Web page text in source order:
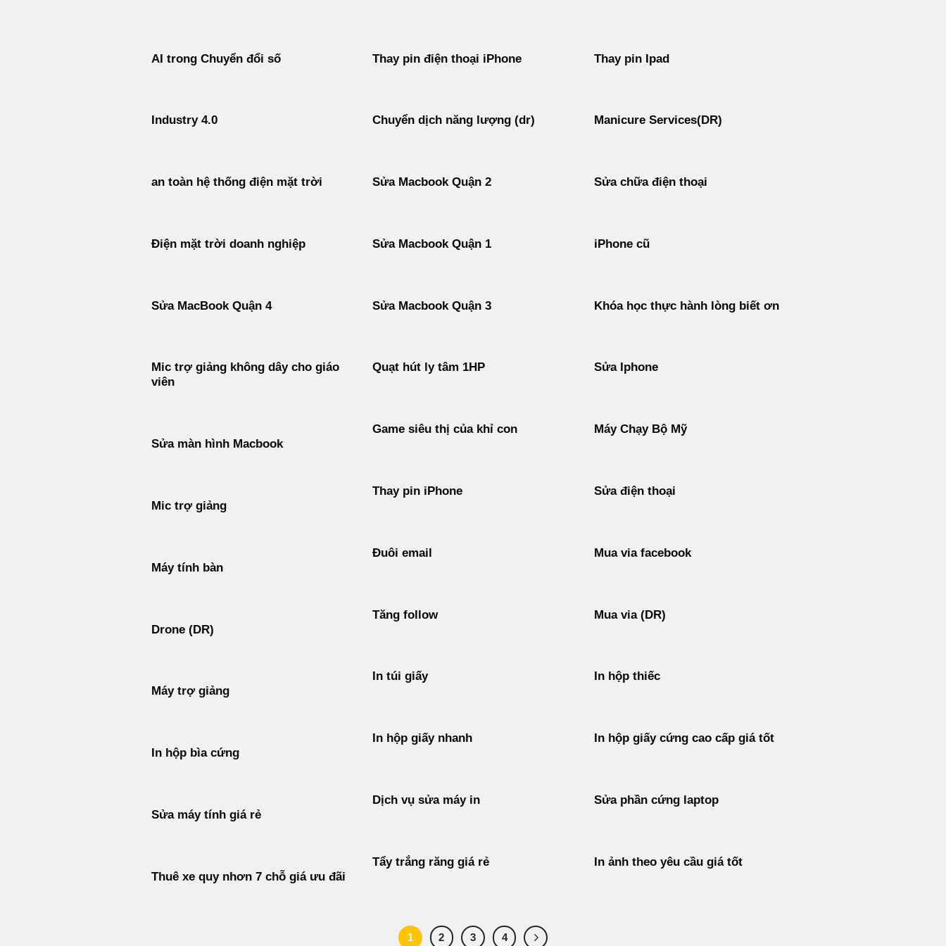
AI trong Chuyển đổi số Thay pin điện thoại iPhone Thay pin Ipad
Industry 4.0 Chuyển dịch năng lượng (dr) Manicure Services(DR)
an toàn hệ thống điện mặt trời Sửa Macbook Quận 2 Sửa chữa điện thoại
Điện mặt trời doanh nghiệp Sửa Macbook Quận 1 iPhone cũ
Sửa MacBook Quận 4 Sửa Macbook Quận 3 Khóa học thực hành lòng biết ơn
Mic trợ giảng không dây cho giáo
viên
Quạt hút ly tâm 1HP Sửa Iphone
Game siêu thị của khỉ con
Máy Chạy Bộ Mỹ
Sửa màn hình Macbook
Thay pin iPhone
Sửa điện thoại
Mic trợ giảng
Đuôi email
Mua via facebook
Máy tính bàn
Tăng follow
Mua via (DR)
Drone (DR)
In túi giấy
In hộp thiếc
Máy trợ giảng
In hộp giấy nhanh
In hộp giấy cứng cao cấp giá tốt
In hộp bìa cứng
Dịch vụ sửa máy in
Sửa phần cứng laptop
Sửa máy tính giá rẻ
Tẩy trắng răng giá rẻ
In ảnh theo yêu cầu giá tốt
Thuê xe quy nhơn 7 chỗ giá ưu đãi
1 2 3 4